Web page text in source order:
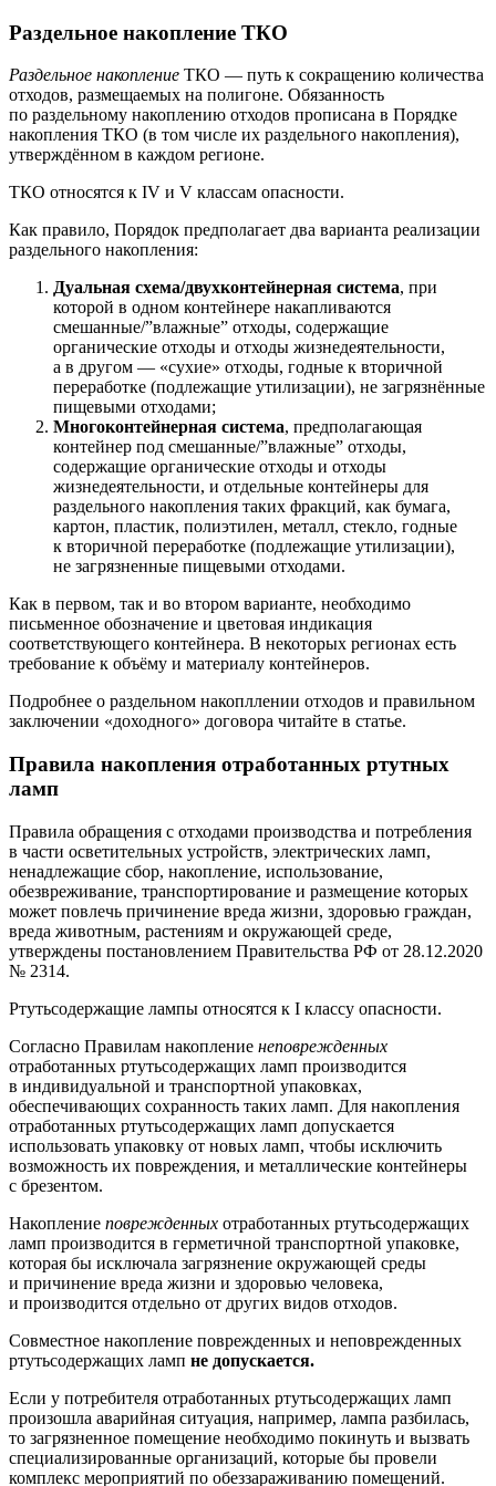
Раздельное накопление ТКО
Раздельное накопление ТКО — путь к сокращению количества
отходов, размещаемых на полигоне. Обязанность
по раздельному накоплению отходов прописана в Порядке
накопления ТКО (в том числе их раздельного накопления),
утверждённом в каждом регионе.
ТКО относятся к IV и V классам опасности.
Как правило, Порядок предполагает два варианта реализации
раздельного накопления:
Дуальная схема/двухконтейнерная система, при
которой в одном контейнере накапливаются
смешанные/”влажные” отходы, содержащие
органические отходы и отходы жизнедеятельности,
а в другом — «сухие» отходы, годные к вторичной
переработке (подлежащие утилизации), не загрязнённые
пищевыми отходами;
Многоконтейнерная система, предполагающая
контейнер под смешанные/”влажные” отходы,
содержащие органические отходы и отходы
жизнедеятельности, и отдельные контейнеры для
раздельного накопления таких фракций, как бумага,
картон, пластик, полиэтилен, металл, стекло, годные
к вторичной переработке (подлежащие утилизации),
не загрязненные пищевыми отходами.
Как в первом, так и во втором варианте, необходимо
письменное обозначение и цветовая индикация
соответствующего контейнера. В некоторых регионах есть
требование к объёму и материалу контейнеров.
Подробнее о раздельном накопллении отходов и правильном
заключении «доходного» договора читайте в статье.
Правила накопления отработанных ртутных
ламп
Правила обращения с отходами производства и потребления
в части осветительных устройств, электрических ламп,
ненадлежащие сбор, накопление, использование,
обезвреживание, транспортирование и размещение которых
может повлечь причинение вреда жизни, здоровью граждан,
вреда животным, растениям и окружающей среде,
утверждены постановлением Правительства РФ от 28.12.2020
№ 2314.
Ртутьсодержащие лампы относятся к I классу опасности.
Согласно Правилам накопление неповрежденных
отработанных ртутьсодержащих ламп производится
в индивидуальной и транспортной упаковках,
обеспечивающих сохранность таких ламп. Для накопления
отработанных ртутьсодержащих ламп допускается
использовать упаковку от новых ламп, чтобы исключить
возможность их повреждения, и металлические контейнеры
с брезентом.
Накопление поврежденных отработанных ртутьсодержащих
ламп производится в герметичной транспортной упаковке,
которая бы исключала загрязнение окружающей среды
и причинение вреда жизни и здоровью человека,
и производится отдельно от других видов отходов.
Совместное накопление поврежденных и неповрежденных
ртутьсодержащих ламп не допускается.
Если у потребителя отработанных ртутьсодержащих ламп
произошла аварийная ситуация, например, лампа разбилась,
то загрязненное помещение необходимо покинуть и вызвать
специализированные организаций, которые бы провели
комплекс мероприятий по обеззараживанию помещений.